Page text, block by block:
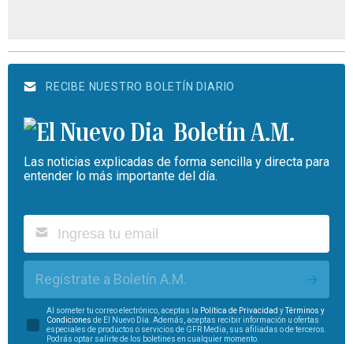
RECIBE NUESTRO BOLETÍN DIARIO
Boletín A.M.
Las noticias explicadas de forma sencilla y directa para
entender lo más importante del día.
Regístrate a Boletín A.M.
Al someter tu correo electrónico, aceptas la Política de Privacidad yTérminos y
Condiciones de El Nuevo Día. Además, aceptas recibir información u ofertas
especiales de productos o servicios de GFR Media, sus afiliadas o de terceros.
Podrás optar salirte de los boletines en cualquier momento.